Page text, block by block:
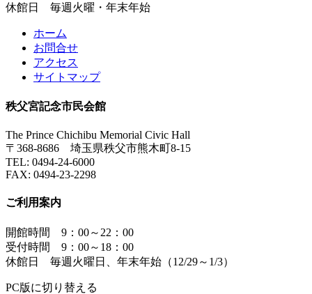
休館日 毎週火曜・年末年始
ホーム
お問合せ
アクセス
サイトマップ
秩父宮記念市民会館
The Prince Chichibu Memorial Civic Hall
〒368-8686 埼玉県秩父市熊木町8-15
TEL: 0494-24-6000
FAX: 0494-23-2298
ご利用案内
開館時間 9：00～22：00
受付時間 9：00～18：00
休館日 毎週火曜日、年末年始（12/29～1/3）
PC版に切り替える